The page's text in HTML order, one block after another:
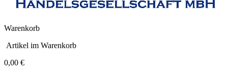
Warenkorb
Artikel im Warenkorb
0,00 €